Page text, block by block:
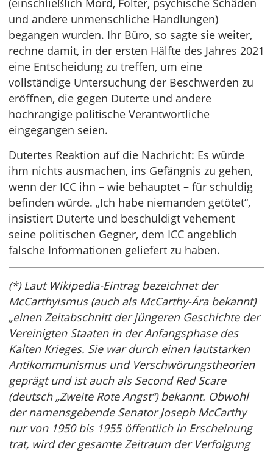
(einschließlich Mord, Folter, psychische Schäden
und andere unmenschliche Handlungen)
begangen wurden. Ihr Büro, so sagte sie weiter,
rechne damit, in der ersten Hälfte des Jahres 2021
eine Entscheidung zu treffen, um eine
vollständige Untersuchung der Beschwerden zu
eröffnen, die gegen Duterte und andere
hochrangige politische Verantwortliche
eingegangen seien.
Dutertes Reaktion auf die Nachricht: Es würde
ihm nichts ausmachen, ins Gefängnis zu gehen,
wenn der ICC ihn – wie behauptet – für schuldig
befinden würde. „Ich habe niemanden getötet“,
insistiert Duterte und beschuldigt vehement
seine politischen Gegner, dem ICC angeblich
falsche Informationen geliefert zu haben.
(*) Laut Wikipedia-Eintrag bezeichnet der
McCarthyismus (auch als McCarthy-Ära bekannt)
„einen Zeitabschnitt der jüngeren Geschichte der
Vereinigten Staaten in der Anfangsphase des
Kalten Krieges. Sie war durch einen lautstarken
Antikommunismus und Verschwörungstheorien
geprägt und ist auch als Second Red Scare
(deutsch „Zweite Rote Angst“) bekannt. Obwohl
der namensgebende Senator Joseph McCarthy
nur von 1950 bis 1955 öffentlich in Erscheinung
trat, wird der gesamte Zeitraum der Verfolgung